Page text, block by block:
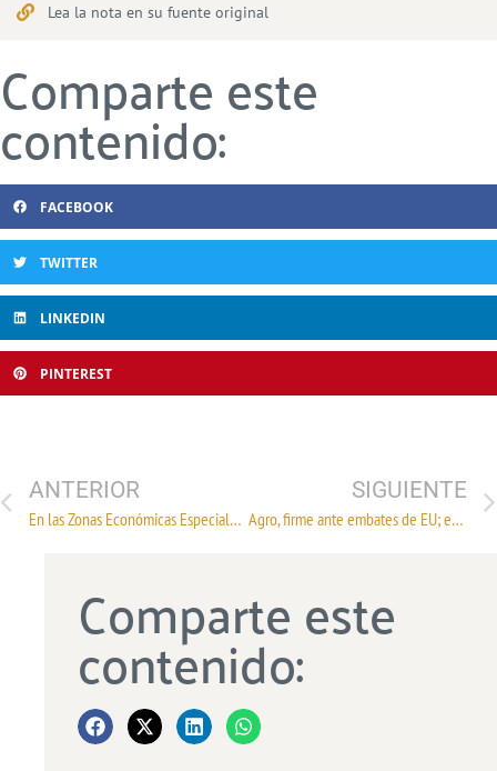
Lea la nota en su fuente original
Comparte este
contenido:
FACEBOOK
TWITTER
LINKEDIN
PINTEREST
ANTERIOR
En las Zonas Económicas Especiales, no existe IVA ni el ISR
SIGUIENTE
Agro, firme ante embates de EU; entrevista con Bosco de la Vega
Comparte este
contenido: